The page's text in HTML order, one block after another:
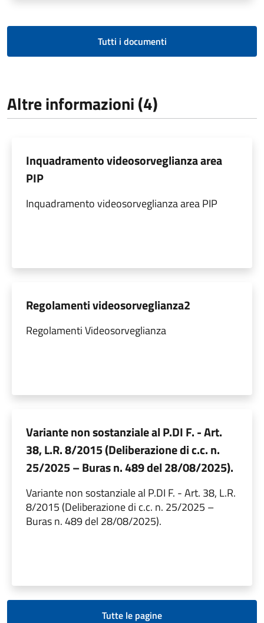
Tutti i documenti
Altre informazioni (4)
Inquadramento videosorveglianza area
PIP
Inquadramento videosorveglianza area PIP
Regolamenti videosorveglianza2
Regolamenti Videosorveglianza
Variante non sostanziale al P.DI F. - Art.
38, L.R. 8/2015 (Deliberazione di c.c. n.
25/2025 – Buras n. 489 del 28/08/2025).
Variante non sostanziale al P.DI F. - Art. 38, L.R.
8/2015 (Deliberazione di c.c. n. 25/2025 –
Buras n. 489 del 28/08/2025).
Tutte le pagine